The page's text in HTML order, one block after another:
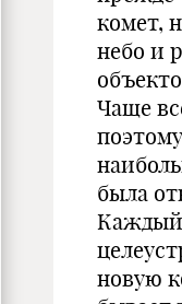
комет,
небо и
Чаще
была
Каждый
новую